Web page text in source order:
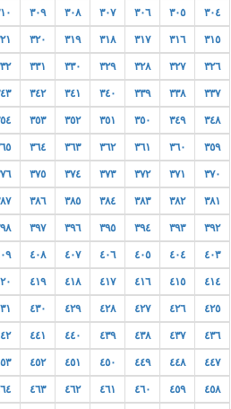
٣٠٤ ٣٠٥ ٣٠٦ ٣٠٧ ٣٠٨ ٣٠٩
٣١٥ ٣١٦ ٣١٧ ٣١٨ ٣١٩ ٣٢٠
٣٢٦ ٣٢٧ ٣٢٨ ٣٢٩ ٣٣٠ ٣٣١
٣٣٧ ٣٣٨ ٣٣٩ ٣٤٠ ٣٤١ ٣٤٢
٣٤٨ ٣٤٩ ٣٥٠ ٣٥١ ٣٥٢ ٣٥٣
٣٥٩ ٣٦٠ ٣٦١ ٣٦٢ ٣٦٣ ٣٦٤
٣٧٠ ٣٧١ ٣٧٢ ٣٧٣ ٣٧٤ ٣٧٥
٣٨١ ٣٨٢ ٣٨٣ ٣٨٤ ٣٨٥ ٣٨٦
٣٩٢ ٣٩٣ ٣٩٤ ٣٩٥ ٣٩٦ ٣٩٧
٤٠٣ ٤٠٤ ٤٠٥ ٤٠٦ ٤٠٧ ٤٠٨
٤١٤ ٤١٥ ٤١٦ ٤١٧ ٤١٨ ٤١٩
٤٢٥ ٤٢٦ ٤٢٧ ٤٢٨ ٤٢٩ ٤٣٠
٤٣٦ ٤٣٧ ٤٣٨ ٤٣٩ ٤٤٠ ٤٤١
٤٤٧ ٤٤٨ ٤٤٩ ٤٥٠ ٤٥١ ٤٥٢
٤٥٨ ٤٥٩ ٤٦٠ ٤٦١ ٤٦٢ ٤٦٣